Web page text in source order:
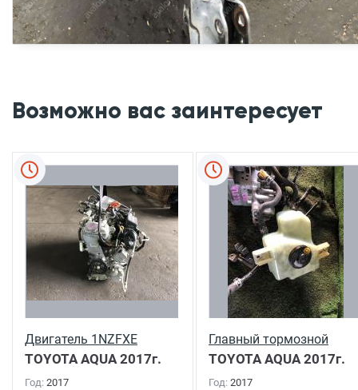
Возможно вас заинтересует
Двигатель 1NZFXE
TOYOTA AQUA2017г.
Год: 2017
Главный тормозной
TOYOTA AQUA2017г.
Год: 2017